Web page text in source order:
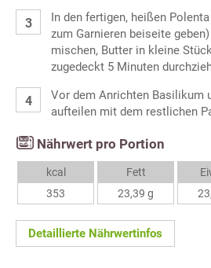
In den fertigen, heißen
zum Garnieren beiseite
mischen, Butter in kleine
zugedeckt 5 Minuten
Vor dem Anrichten Basilikum
aufteilen mit dem restlichen
Nährwert pro Portion
kcal
353
Fett
23,39 g
Detaillierte Nährwertinfos